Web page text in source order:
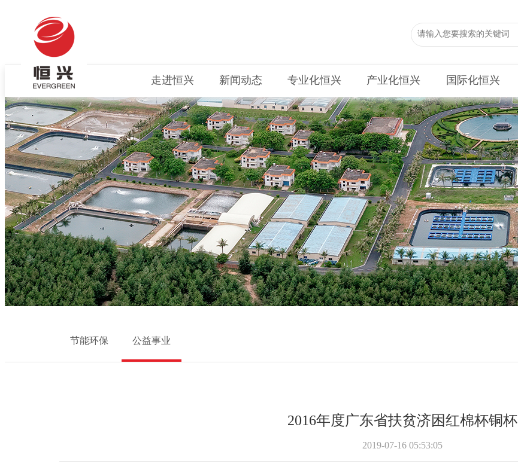
走进恒兴 新闻动态 专业化恒兴 产业化恒兴 国际化恒兴
节能环保
公益事业
2016年度广东省扶贫济困红棉杯铜杯
2019-07-16 05:53:05